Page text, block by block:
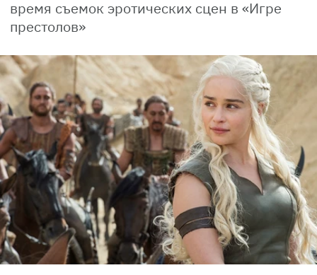
время съемок эротических сцен в «Игре
престолов»